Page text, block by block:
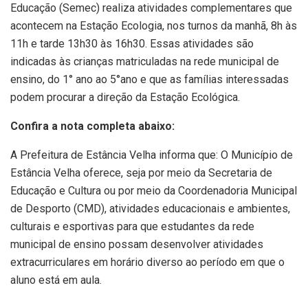
Educação (Semec) realiza atividades complementares que
acontecem na Estação Ecologia, nos turnos da manhã, 8h às
11h e tarde 13h30 às 16h30. Essas atividades são
indicadas às crianças matriculadas na rede municipal de
ensino, do 1° ano ao 5°ano e que as famílias interessadas
podem procurar a direção da Estação Ecológica.
Confira a nota completa abaixo:
A Prefeitura de Estância Velha informa que: O Município de
Estância Velha oferece, seja por meio da Secretaria de
Educação e Cultura ou por meio da Coordenadoria Municipal
de Desporto (CMD), atividades educacionais e ambientes,
culturais e esportivas para que estudantes da rede
municipal de ensino possam desenvolver atividades
extracurriculares em horário diverso ao período em que o
aluno está em aula.